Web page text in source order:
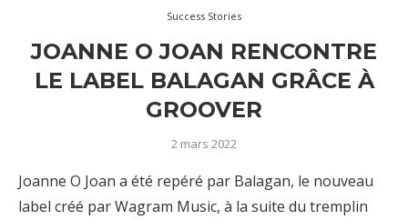
Success Stories
JOANNE O JOAN RENCONTRE
LE LABEL BALAGAN GRÂCE À
GROOVER
2 mars 2022
Joanne O Joan a été repéré par Balagan, le nouveau
label créé par Wagram Music, à la suite du tremplin